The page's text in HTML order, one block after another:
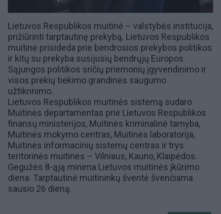
Lietuvos Respublikos muitinė – valstybės institucija,
prižiūrinti tarptautinę prekybą. Lietuvos Respublikos
muitinė prisideda prie bendrosios prekybos politikos
ir kitų su prekyba susijusių bendrųjų Europos
Sąjungos politikos sričių priemonių įgyvendinimo ir
visos prekių tiekimo grandinės saugumo
užtikrinimo.
Lietuvos Respublikos muitinės sistemą sudaro
Muitinės departamentas prie Lietuvos Respublikos
finansų ministerijos, Muitinės kriminalinė tarnyba,
Muitinės mokymo centras, Muitinės laboratorija,
Muitinės informacinių sistemų centras ir trys
teritorinės muitinės – Vilniaus, Kauno, Klaipėdos.
Gegužės 8-ąją minima Lietuvos muitinės įkūrimo
diena. Tarptautinė muitininkų šventė švenčiama
sausio 26 dieną.